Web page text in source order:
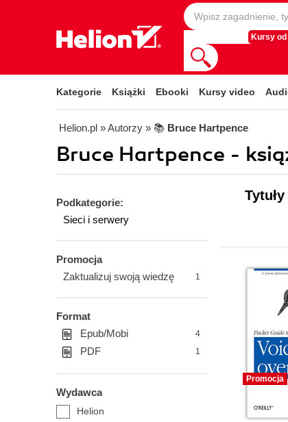
Kursy od
Kategorie Książki Ebooki Kursy video
Helion.pl » Autorzy » 📚 Bruce Hartpence
Bruce Hartpence -
Podkategorie:
Sieci i serwery
Promocja
Zaktualizuj swoją wiedzę
1
Format
Epub/Mobi
4
PDF 1
Wydawca
Helion
Promocja